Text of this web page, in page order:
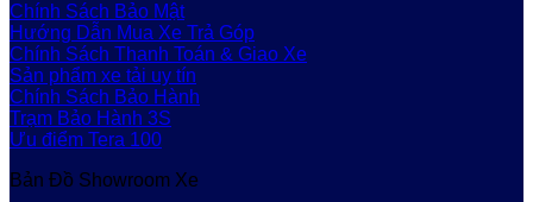
Chính Sách Bảo Mật
Hướng Dẫn Mua Xe Trả Góp
Chính Sách Thanh Toán & Giao Xe
Sản phẩm xe tải uy tín
Chính Sách Bảo Hành
Trạm Bảo Hành 3S
Ưu điểm Tera 100
Bản Đồ Showroom Xe